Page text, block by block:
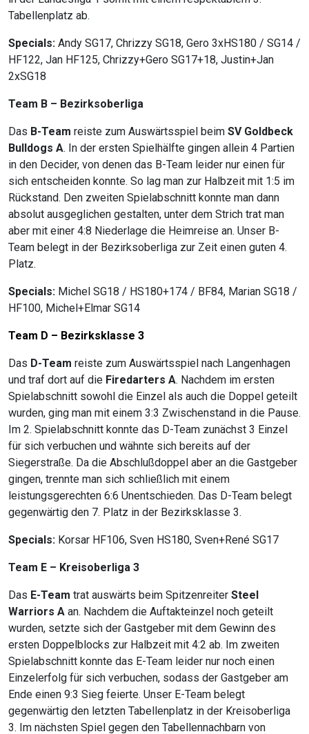
Tabellenplatz ab.
Specials: Andy SG17, Chrizzy SG18, Gero 3xHS180 / SG14 /
HF122, Jan HF125, Chrizzy+Gero SG17+18, Justin+Jan
2xSG18
Team B – Bezirksoberliga
Das B-Team reiste zum Auswärtsspiel beim SV Goldbeck
Bulldogs A. In der ersten Spielhälfte gingen allein 4 Partien
in den Decider, von denen das B-Team leider nur einen für
sich entscheiden konnte. So lag man zur Halbzeit mit 1:5 im
Rückstand. Den zweiten Spielabschnitt konnte man dann
absolut ausgeglichen gestalten, unter dem Strich trat man
aber mit einer 4:8 Niederlage die Heimreise an. Unser B-
Team belegt in der Bezirksoberliga zur Zeit einen guten 4.
Platz.
Specials: Michel SG18 / HS180+174 / BF84, Marian SG18 /
HF100, Michel+Elmar SG14
Team D – Bezirksklasse 3
Das D-Team reiste zum Auswärtsspiel nach Langenhagen
und traf dort auf die Firedarters A. Nachdem im ersten
Spielabschnitt sowohl die Einzel als auch die Doppel geteilt
wurden, ging man mit einem 3:3 Zwischenstand in die Pause.
Im 2. Spielabschnitt konnte das D-Team zunächst 3 Einzel
für sich verbuchen und wähnte sich bereits auf der
Siegerstraße. Da die Abschlußdoppel aber an die Gastgeber
gingen, trennte man sich schließlich mit einem
leistungsgerechten 6:6 Unentschieden. Das D-Team belegt
gegenwärtig den 7. Platz in der Bezirksklasse 3.
Specials: Korsar HF106, Sven HS180, Sven+René SG17
Team E – Kreisoberliga 3
Das E-Team trat auswärts beim Spitzenreiter Steel
Warriors A an. Nachdem die Auftakteinzel noch geteilt
wurden, setzte sich der Gastgeber mit dem Gewinn des
ersten Doppelblocks zur Halbzeit mit 4:2 ab. Im zweiten
Spielabschnitt konnte das E-Team leider nur noch einen
Einzelerfolg für sich verbuchen, sodass der Gastgeber am
Ende einen 9:3 Sieg feierte. Unser E-Team belegt
gegenwärtig den letzten Tabellenplatz in der Kreisoberliga
3. Im nächsten Spiel gegen den Tabellennachbarn von